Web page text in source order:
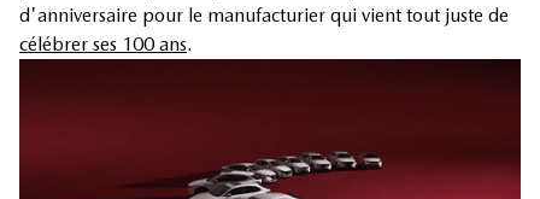
d'anniversaire pour le manufacturier qui vient tout juste de
célébrer ses 100 ans.